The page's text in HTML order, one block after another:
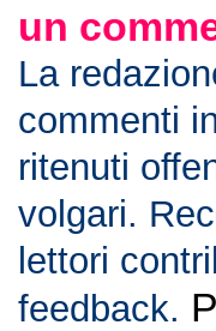
un
La
commenti
ritenuti
volgari.
lettori
feedback.